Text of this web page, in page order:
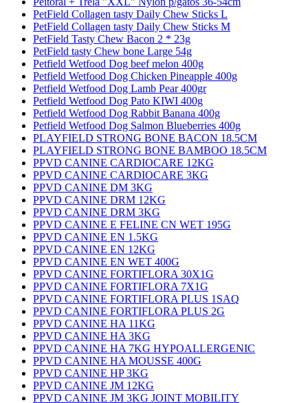
PetField Collagen tasty Daily Chew Sticks L
PetField Collagen tasty Daily Chew Sticks M
PetField Tasty Chew Bacon 2 * 23g
PetField tasty Chew bone Large 54g
Petfield Wetfood Dog beef melon 400g
Petfield Wetfood Dog Chicken Pineapple 400g
Petfield Wetfood Dog Lamb Pear 400gr
Petfield Wetfood Dog Pato KIWI 400g
Petfield Wetfood Dog Rabbit Banana 400g
Petfield Wetfood Dog Salmon Blueberries 400g
PLAYFIELD STRONG BONE BACON 18.5CM
PLAYFIELD STRONG BONE BAMBOO 18.5CM
PPVD CANINE CARDIOCARE 12KG
PPVD CANINE CARDIOCARE 3KG
PPVD CANINE DM 3KG
PPVD CANINE DRM 12KG
PPVD CANINE DRM 3KG
PPVD CANINE E FELINE CN WET 195G
PPVD CANINE EN 1.5KG
PPVD CANINE EN 12KG
PPVD CANINE EN WET 400G
PPVD CANINE FORTIFLORA 30X1G
PPVD CANINE FORTIFLORA 7X1G
PPVD CANINE FORTIFLORA PLUS 1SAQ
PPVD CANINE FORTIFLORA PLUS 2G
PPVD CANINE HA 11KG
PPVD CANINE HA 3KG
PPVD CANINE HA 7KG HYPOALLERGENIC
PPVD CANINE HA MOUSSE 400G
PPVD CANINE HP 3KG
PPVD CANINE JM 12KG
PPVD CANINE JM 3KG JOINT MOBILITY